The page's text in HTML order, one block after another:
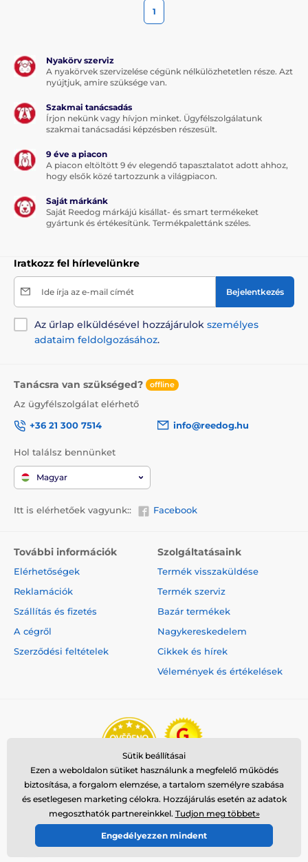
1
Nyakörv szerviz
A nyakörvek szervizelése cégünk nélkülözhetetlen része. Azt
nyújtjuk, amire szüksége van.
Szakmai tanácsadás
Írjon nekünk vagy hívjon minket. Ügyfélszolgálatunk
szakmai tanácsadási képzésben részesült.
9 éve a piacon
A piacon eltöltött 9 év elegendő tapasztalatot adott ahhoz,
hogy elsők közé tartozzunk a világpiacon.
Saját márkánk
Saját Reedog márkájú kisállat- és smart termékeket
gyártunk és értékesítünk. Termékpalettánk széles.
Iratkozz fel hírlevelünkre
Ide írja az e-mail címét Bejelentkezés
Az űrlap elküldésével hozzájárulok személyes
adataim feldolgozásához.
Tanácsra van szükséged? offline
Az ügyfélszolgálat elérhető
+36 21 300 7514
info@reedog.hu
Hol találsz bennünket
Magyar
Itt is elérhetőek vagyunk:: Facebook
További információk
Elérhetőségek
Reklamációk
Szállítás és fizetés
A cégről
Szerződési feltételek
Szolgáltatásaink
Termék visszaküldése
Termék szerviz
Bazár termékek
Nagykereskedelem
Cikkek és hírek
Vélemények és értékelések
© 2026 www.reedog.hu ⦁ Webshop szolgáltatónk a
Sütik beállításai
Ezen a weboldalon sütiket használunk a megfelelő működés
biztosítása, a forgalom elemzése, a tartalom személyre szabása
és esetlegesen marketing célokra. Hozzájárulás esetén az adatok
megoszthatók partnereinkkel. Tudjon meg többet»
Engedélyezzen mindent